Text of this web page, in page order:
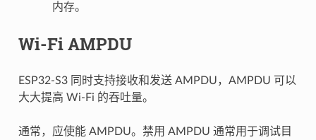
内存。
Wi-Fi AMPDU
ESP32-S3 同时支持接收和发送 AMPDU，AMPDU 可以
大大提高 Wi-Fi 的吞吐量。
通常，应使能 AMPDU。禁用 AMPDU 通常用于调试目